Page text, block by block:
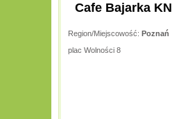
Cafe Bajarka KN
Region/Miejscowość: Poznań
plac Wolności 8